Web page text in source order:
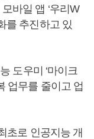
바일 앱 ‘우리W
를 추진하고 있
도우미 ‘마이크
업무를 줄이고 업
초로 인공지능 개